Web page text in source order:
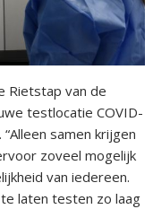
Rietstap van de
testlocatie COVID-
samen krijgen
zoveel mogelijk
van iedereen.
laten testen zo laag